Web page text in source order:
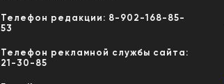
Телефон редакции: 8-902-168-85-
53
Телефон рекламной службы сайта:
21-30-85